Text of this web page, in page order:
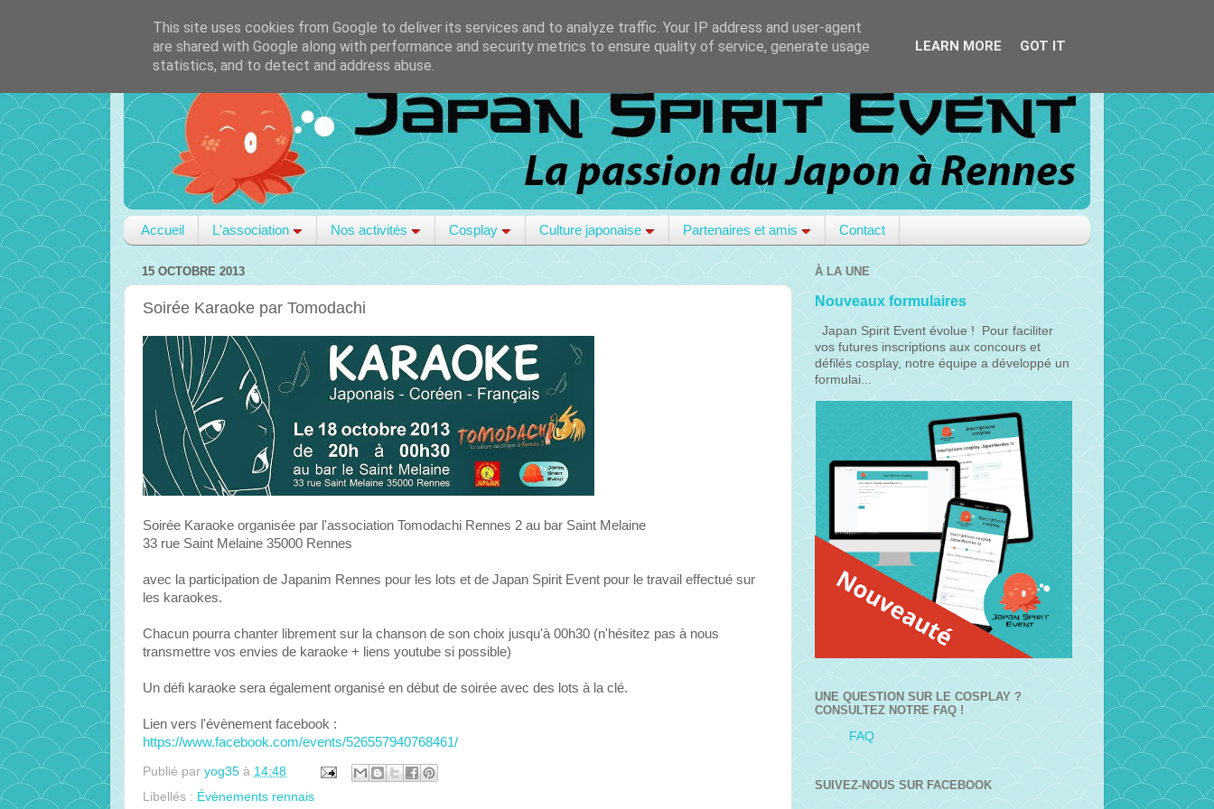
Accueil L'association Nos activités Cosplay Culture japonaise Partenaires et amis Contact
15 OCTOBRE 2013
Soirée Karaoke par Tomodachi
Soirée Karaoke organisée par l'association Tomodachi Rennes 2 au bar Saint Melaine
33 rue Saint Melaine 35000 Rennes
avec la participation de Japanim Rennes pour les lots et de Japan Spirit Event pour le travail effectué sur
les karaokes.
Chacun pourra chanter librement sur la chanson de son choix jusqu'à 00h30 (n'hésitez pas à nous
transmettre vos envies de karaoke + liens youtube si possible)
Un défi karaoke sera également organisé en début de soirée avec des lots à la clé.
Lien vers l'évènement facebook :
https://www.facebook.com/events/526557940768461/
Publié par yog35 à 14:48
Libellés : Évènements rennais
À LA UNE
Nouveaux formulaires
Japan Spirit Event évolue ! Pour faciliter
vos futures inscriptions aux concours et
défilés cosplay, notre équipe a développé un
formulai...
UNE QUESTION SUR LE COSPLAY ?
CONSULTEZ NOTRE FAQ !
FAQ
SUIVEZ-NOUS SUR FACEBOOK
This site uses cookies from Google to deliver its services and to analyze traffic. Your IP address and user-agent
are shared with Google along with performance and security metrics to ensure quality of service, generate usage
statistics, and to detect and address abuse.
LEARN MORE GOT IT